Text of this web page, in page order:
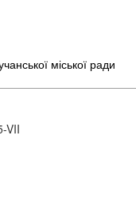
міської ради
VII